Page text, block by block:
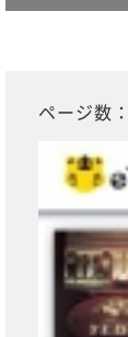
ページ数